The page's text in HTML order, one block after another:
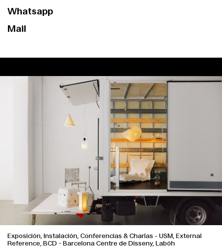
Whatsapp
Mail
Exposición, Instalación, Conferencias & Charlas - USM, External
Reference, BCD - Barcelona Centre de Disseny, Labóh